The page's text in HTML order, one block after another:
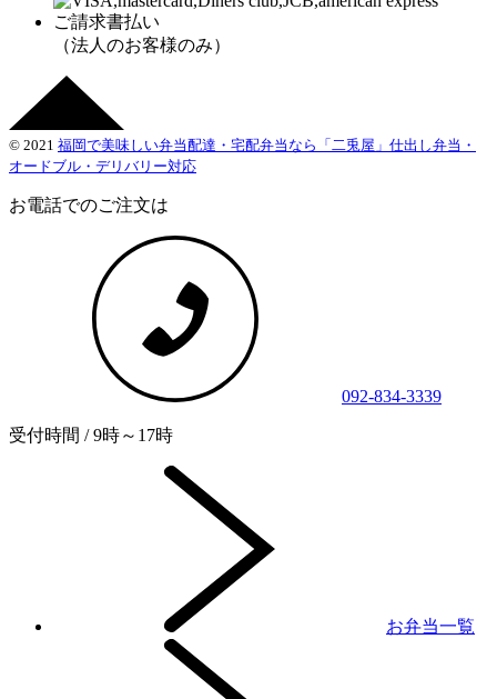
ご請求書払い
（法人のお客様のみ）
© 2021 福岡で美味しい弁当配達・宅配弁当なら「二兎屋」仕出し弁当・
オードブル・デリバリー対応
お電話でのご注文は
092-834-3339
受付時間 / 9時～17時
お弁当一覧